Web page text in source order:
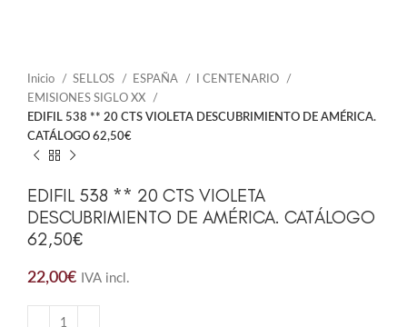
Inicio SELLOS ESPAÑA
I CENTENARIO
EMISIONES SIGLO XX
EDIFIL 538 ** 20 CTS VIOLETA DESCUBRIMIENTO DE AMÉRICA.
CATÁLOGO 62,50€
EDIFIL 538 ** 20 CTS VIOLETA
DESCUBRIMIENTO DE AMÉRICA. CATÁLOGO
62,50€
22,00€ IVA incl.